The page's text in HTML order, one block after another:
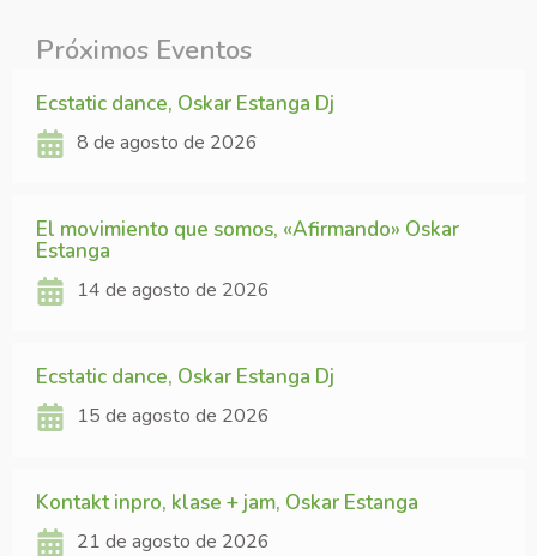
Próximos Eventos
Ecstatic dance, Oskar Estanga Dj
8 de agosto de 2026
El movimiento que somos, «Afirmando» Oskar
Estanga
14 de agosto de 2026
Ecstatic dance, Oskar Estanga Dj
15 de agosto de 2026
Kontakt inpro, klase + jam, Oskar Estanga
21 de agosto de 2026